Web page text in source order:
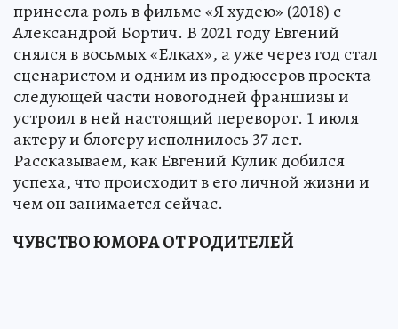
принесла роль в фильме «Я худею» (2018) с
Александрой Бортич. В 2021 году Евгений
снялся в восьмых «Елках», а уже через год стал
сценаристом и одним из продюсеров проекта
следующей части новогодней франшизы и
устроил в ней настоящий переворот. 1 июля
актеру и блогеру исполнилось 37 лет.
Рассказываем, как Евгений Кулик добился
успеха, что происходит в его личной жизни и
чем он занимается сейчас.
ЧУВСТВО ЮМОРА ОТ РОДИТЕЛЕЙ